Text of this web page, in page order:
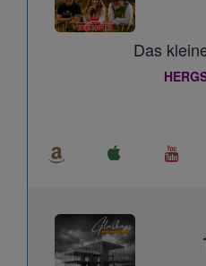
Das